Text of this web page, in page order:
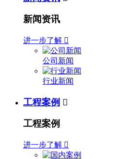
新闻资讯
进一步了解 
公司新闻
行业新闻
工程案例 
工程案例
进一步了解 